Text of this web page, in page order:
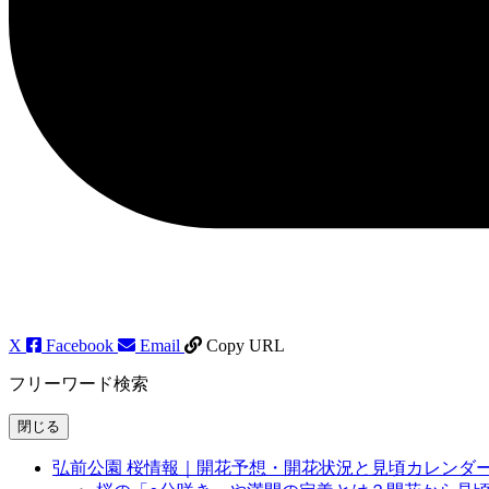
X Facebook Email Copy URL
フリーワード検索
閉じる
弘前公園 桜情報｜開花予想・開花状況と見頃カレンダ